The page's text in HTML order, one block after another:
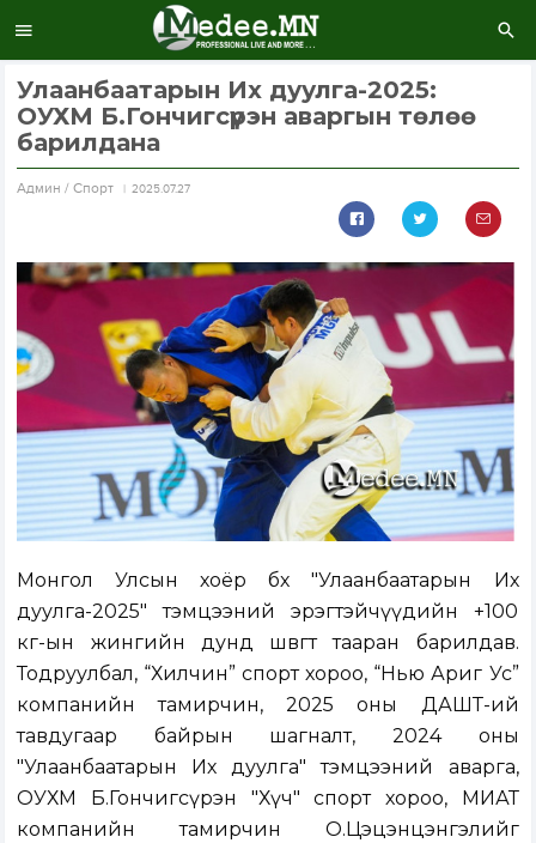
Улаанбаатарын Их дуулга-2025:
ОУХМ Б.Гончигсүрэн аваргын төлөө
барилдана
Aдмин / Спорт 2025.07.27
Монгол Улсын хоёр бөх "Улаанбаатарын Их
дуулга-2025" тэмцээний эрэгтэйчүүдийн +100
кг-ын жингийн дунд шөвөгт тааран барилдав.
Тодруулбал, “Хилчин” спорт хороо, “Нью Ариг Ус”
компанийн тамирчин, 2025 оны ДАШТ-ий
тавдугаар байрын шагналт, 2024 оны
"Улаанбаатарын Их дуулга" тэмцээний аварга,
ОУХМ Б.Гончигсүрэн "Хүч" спорт хороо, МИАТ
компанийн тамирчин О.Цэцэнцэнгэлийг